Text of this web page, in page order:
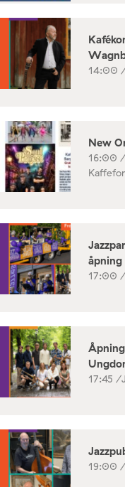
14:00
New
16:00 /
åpning
17:00 /
17:45 /
19:00 /